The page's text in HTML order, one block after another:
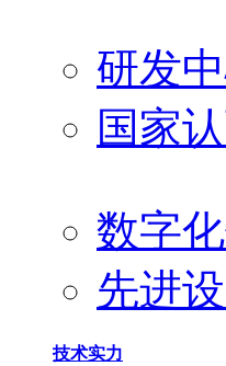
研发
国家
数字
先进
技术实力